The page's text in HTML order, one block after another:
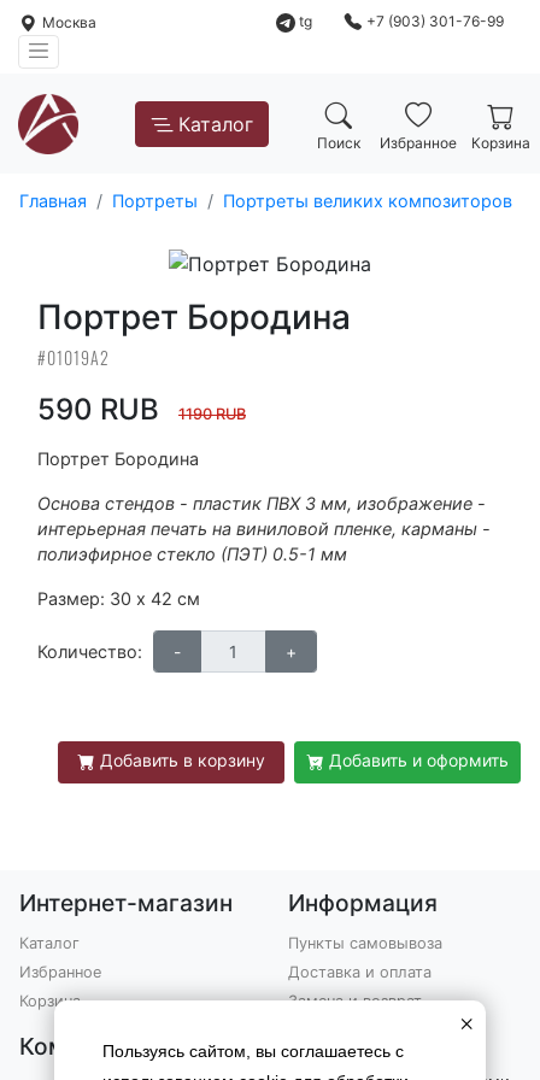
Москва tg +7 (903) 301-76-99
Каталог
Поиск Избранное Корзина
Главная Портреты Портреты великих композиторов
Портрет Бородина
#01019А2
590 RUB 1190 RUB
Портрет Бородина
Основа стендов - пластик ПВХ 3 мм, изображение -
интерьерная печать на виниловой пленке, карманы -
полиэфирное стекло (ПЭТ) 0.5-1 мм
Размер: 30 х 42 см
Количество:
Добавить в корзину Добавить и оформить
Интернет-магазин
Каталог
Избранное
Корзина
Информация
Пункты самовывоза
Доставка и оплата
Замена и возврат
Компания Контакты
×
Пользуясь сайтом, вы соглашаетесь с